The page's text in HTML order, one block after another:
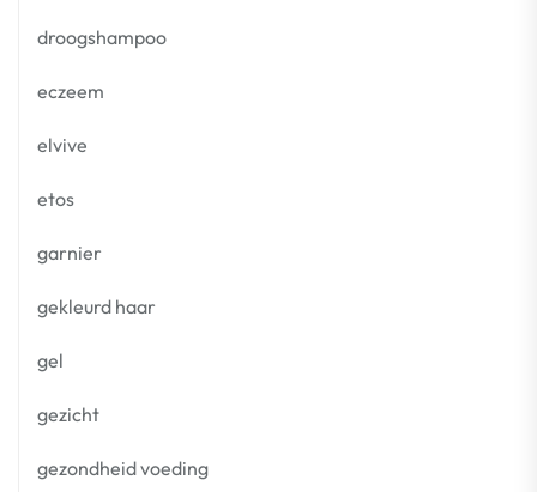
droogshampoo
eczeem
elvive
etos
garnier
gekleurd haar
gel
gezicht
gezondheid voeding